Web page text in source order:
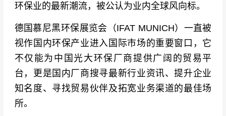
环保业的最新潮流，被公认为业内全球风向标。
德国慕尼黑环保展览会（IFAT MUNICH）一直被
视作国内环保产业进入国际市场的重要窗口，它
不仅能为中国光大环保厂商提供广阔的贸易平
台，更是国内厂商搜寻最新行业资讯、提升企业
知名度、寻找贸易伙伴及拓宽业务渠道的最佳场
所。